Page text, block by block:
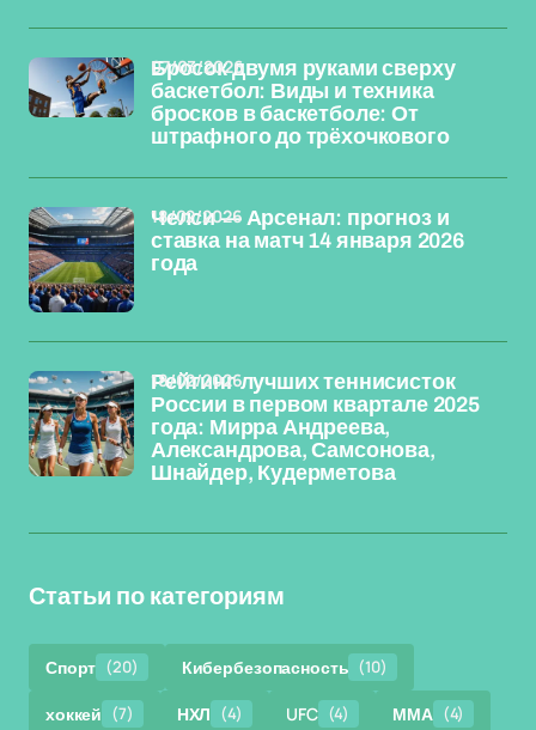
Бросок двумя руками сверху
баскетбол: Виды и техника
бросков в баскетболе: От
штрафного до трёхочкового
07/03/2026
Челси — Арсенал: прогноз и
ставка на матч 14 января 2026
года
18/02/2026
Рейтинг лучших теннисисток
России в первом квартале 2025
года: Мирра Андреева,
Александрова, Самсонова,
Шнайдер, Кудерметова
18/02/2026
Статьи по категориям
Спорт (20) Кибербезопасность (10)
хоккей (7) НХЛ (4) UFC (4) ММА (4)